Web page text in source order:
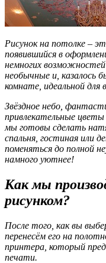
Рисунок на потолке –
появившийся в
немногих
необычные и, казалось
комнате, идеальной для
Звёздное небо,
привлекательные
мы готовы сделать
спальня, гостиная или
поменяться до полной
намного уютнее!
Как мы
рисунком?
После того, как вы
перенесём его на
принтера, который
печати.